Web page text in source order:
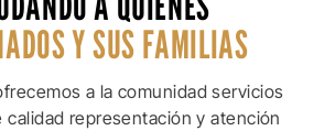
Y SUSFAMILIAS
a la comunidad servicios
calidad representación y atención